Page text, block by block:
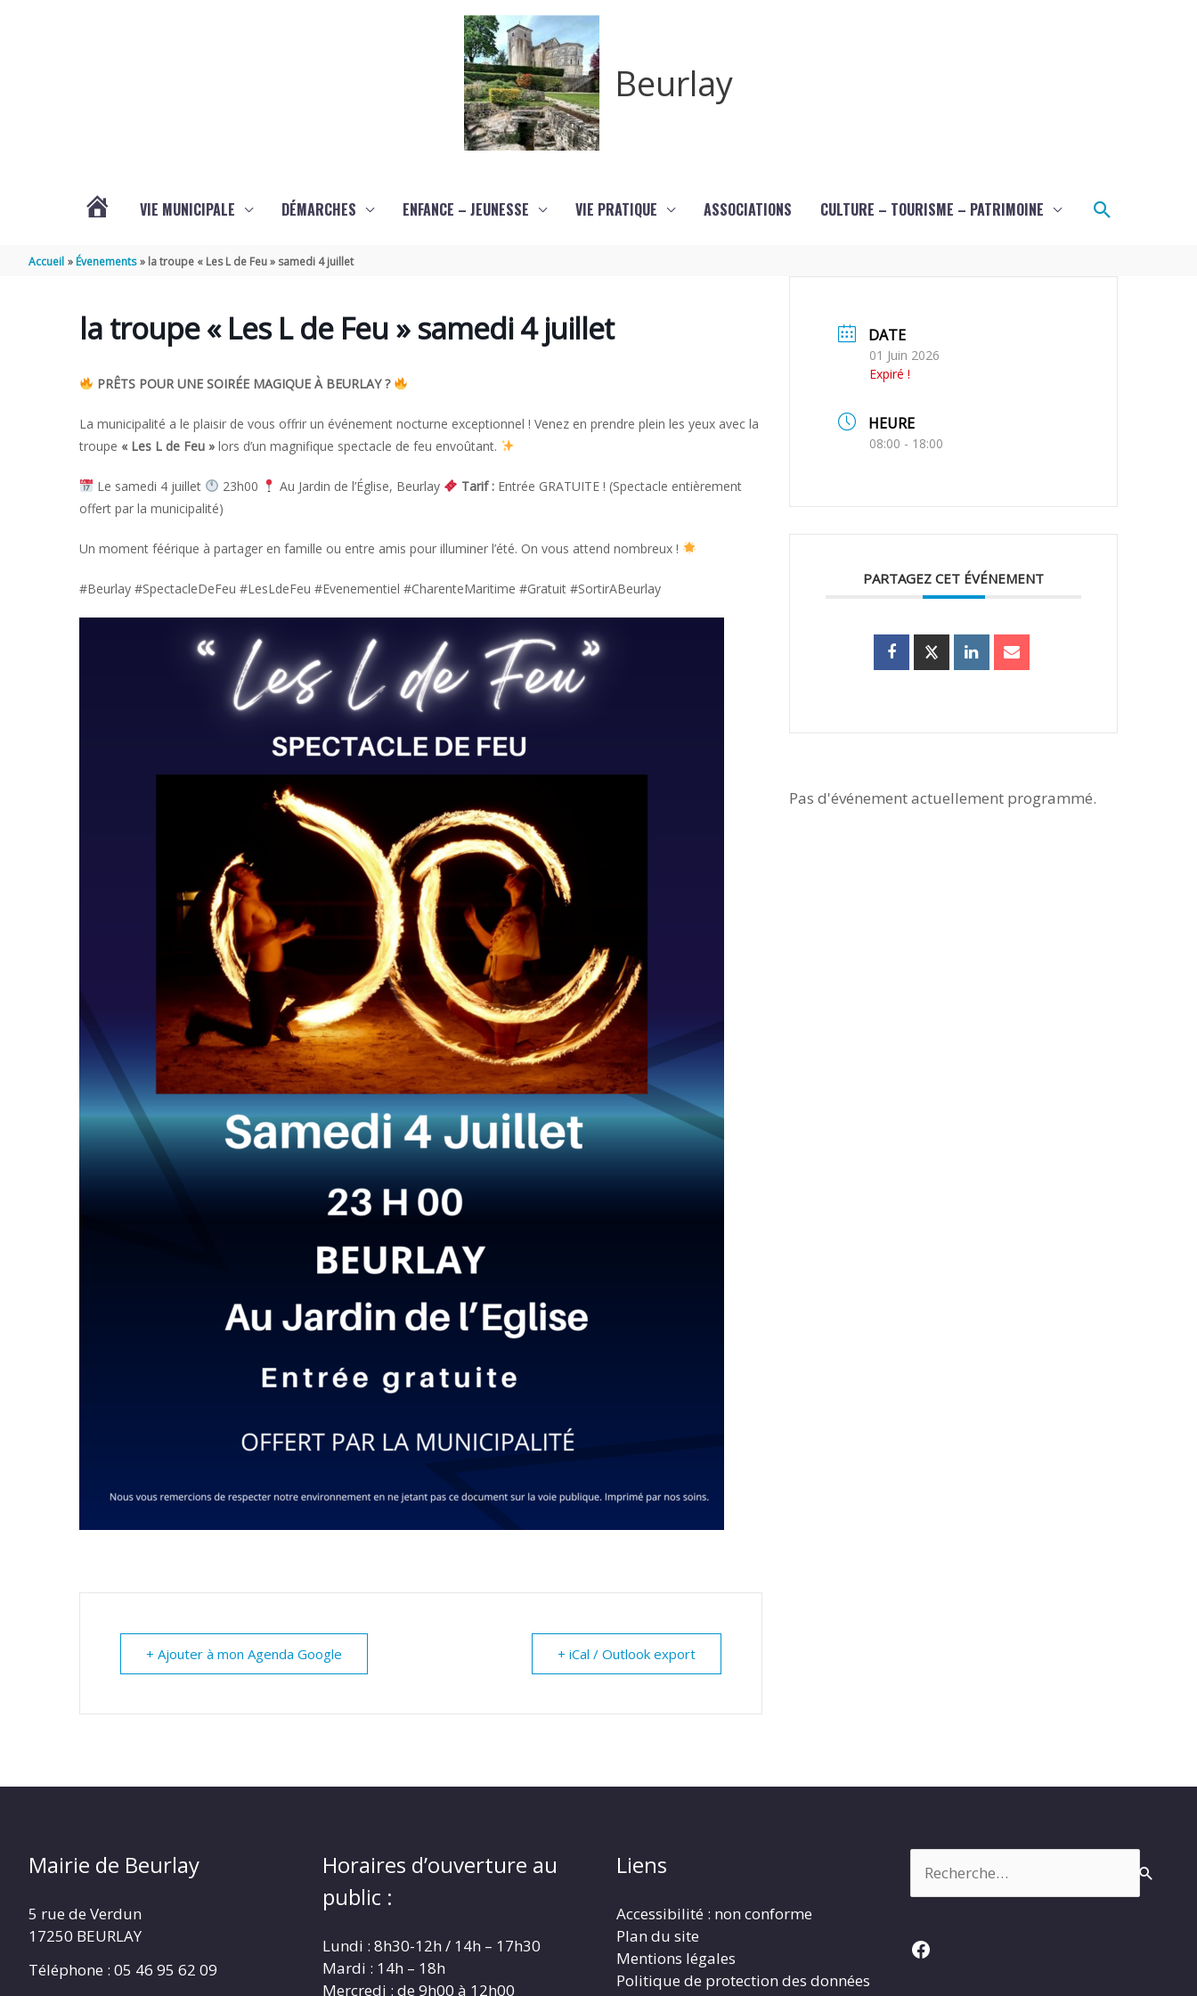
Beurlay
VIE MUNICIPALE DÉMARCHES ENFANCE – JEUNESSE VIE PRATIQUE ASSOCIATIONS CULTURE – TOURISME – PATRIMOINE
Accueil Évenements la troupe « Les L de Feu » samedi 4 juillet
la troupe « Les L de Feu » samedi 4 juillet
PRÊTS POUR UNE SOIRÉE MAGIQUE À BEURLAY ?
La municipalité a le plaisir de vous offrir un événement nocturne exceptionnel ! Venez en prendre plein les yeux avec la
troupe « Les L de Feu » lors d’un magnifique spectacle de feu envoûtant.
Le samedi 4 juillet 23h00 Au Jardin de l’Église, Beurlay Tarif :Entrée GRATUITE ! (Spectacle entièrement
offert par la municipalité)
Un moment féérique à partager en famille ou entre amis pour illuminer l’été. On vous attend nombreux !
#Beurlay #SpectacleDeFeu #LesLdeFeu #Evenementiel #CharenteMaritime #Gratuit #SortirABeurlay
+ Ajouter à mon Agenda Google + iCal / Outlook export
DATE
01 Juin 2026
Expiré !
HEURE
08:00 - 18:00
PARTAGEZ CET ÉVÉNEMENT
Pas d'événement actuellement programmé.
Mairie de Beurlay
5 rue de Verdun
17250 BEURLAY
Téléphone : 05 46 95 62 09
Horaires d’ouverture au
public :
Lundi : 8h30-12h / 14h – 17h30
Mardi : 14h – 18h
Mercredi : de 9h00 à 12h00
Liens
Accessibilité : non conforme
Plan du site
Mentions légales
Politique de protection des données
Facebook